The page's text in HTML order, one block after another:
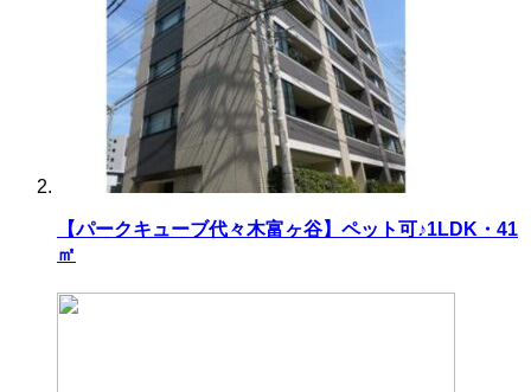
【パークキューブ代々木富ヶ谷】ペット可♪1LDK・41
㎡